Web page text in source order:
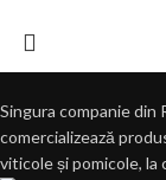
Singura companie din
comercializează
viticole și pomicole, la